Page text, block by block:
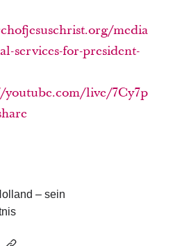
media
services-for-president-
live/7Cy7p
– sein